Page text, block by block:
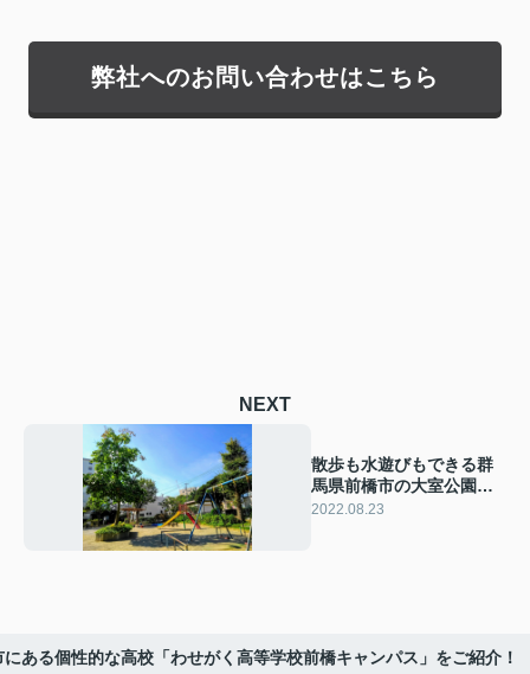
弊社へのお問い合わせはこちら
NEXT
散歩も水遊びもできる群
馬県前橋市の大室公園の
概要と楽しみ方とは
2022.08.23
ある個性的な高校「わせがく高等学校前橋キャンパス」をご紹介！